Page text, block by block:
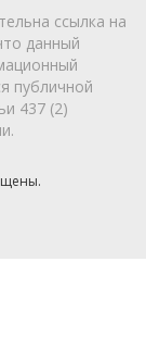
ссылка на
данный
публичной
437 (2)